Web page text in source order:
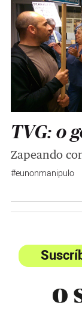
TVG: o
Zapeando
#eunonmanipulo